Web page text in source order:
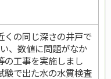
くの同じ深さの井戸で
、数値に問題がなか
の工事を実施しまし
験で出た水の水質検査